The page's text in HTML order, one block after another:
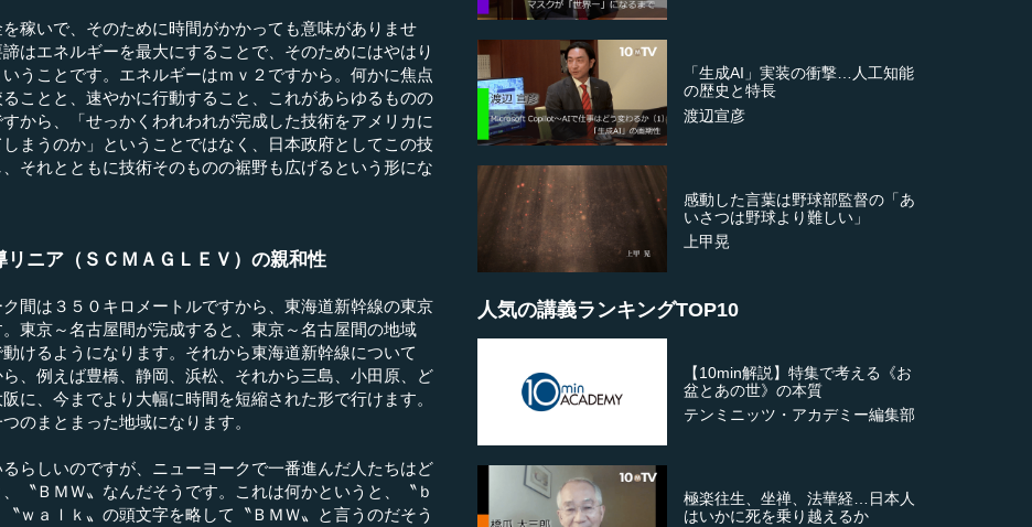
稼いで、そのために時間がかかっても意味がありませ
はエネルギーを最大にすることで、そのためにはやはり
うことです。エネルギーはｍｖ２ですから。何かに焦点
ことと、速やかに行動すること、これがあらゆるものの
から、「せっかくわれわれが完成した技術をアメリカに
まうのか」ということではなく、日本政府としてこの技
それとともに技術そのものの裾野も広げるという形にな
ニア（ＳＣＭＡＧＬＥＶ）の親和性
間は３５０キロメートルですから、東海道新幹線の東京
東京～名古屋間が完成すると、東京～名古屋間の地域
けるようになります。それから東海道新幹線について
、例えば豊橋、静岡、浜松、それから三島、小田原、ど
に、今までより大幅に時間を短縮された形で行けます。
のまとまった地域になります。
らしいのですが、ニューヨークで一番進んだ人たちはど
〝ＢＭＷ〟なんだそうです。これは何かというと、〝ｂ
ｗａｌｋ〟の頭文字を略して〝ＢＭＷ〟と言うのだそう
「生成AI」実装の衝撃…人工知能
の歴史と特長
渡辺宣彦
感動した言葉は野球部監督の「あ
いさつは野球より難しい」
上甲晃
人気の講義ランキングTOP10
【10min解説】特集で考える《お
盆とあの世》の本質
テンミニッツ・アカデミー編集部
極楽往生、坐禅、法華経…日本人
はいかに死を乗り越えるか